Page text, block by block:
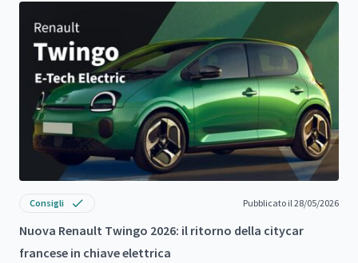
Consigli Pubblicato il 28/05/2026
Nuova Renault Twingo 2026: il ritorno della citycar
francese in chiave elettrica